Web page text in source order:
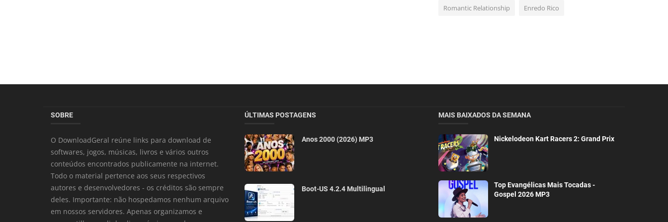
Romantic Relationship Enredo Rico
SOBRE
O DownloadGeral reúne links para download de
softwares, jogos, músicas, livros e vários outros
conteúdos encontrados publicamente na internet.
Todo o material pertence aos seus respectivos
autores e desenvolvedores - os créditos são sempre
deles. Importante: não hospedamos nenhum arquivo
em nossos servidores. Apenas organizamos e
ÚLTIMAS POSTAGENS
Anos 2000 (2026) MP3
Boot-US 4.2.4 Multilingual
MAIS BAIXADOS DA SEMANA
Nickelodeon Kart Racers 2: Grand Prix
Top Evangélicas Mais Tocadas -
Gospel 2026 MP3